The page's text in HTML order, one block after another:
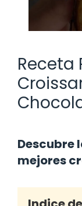
Receta
Descubre
mejores